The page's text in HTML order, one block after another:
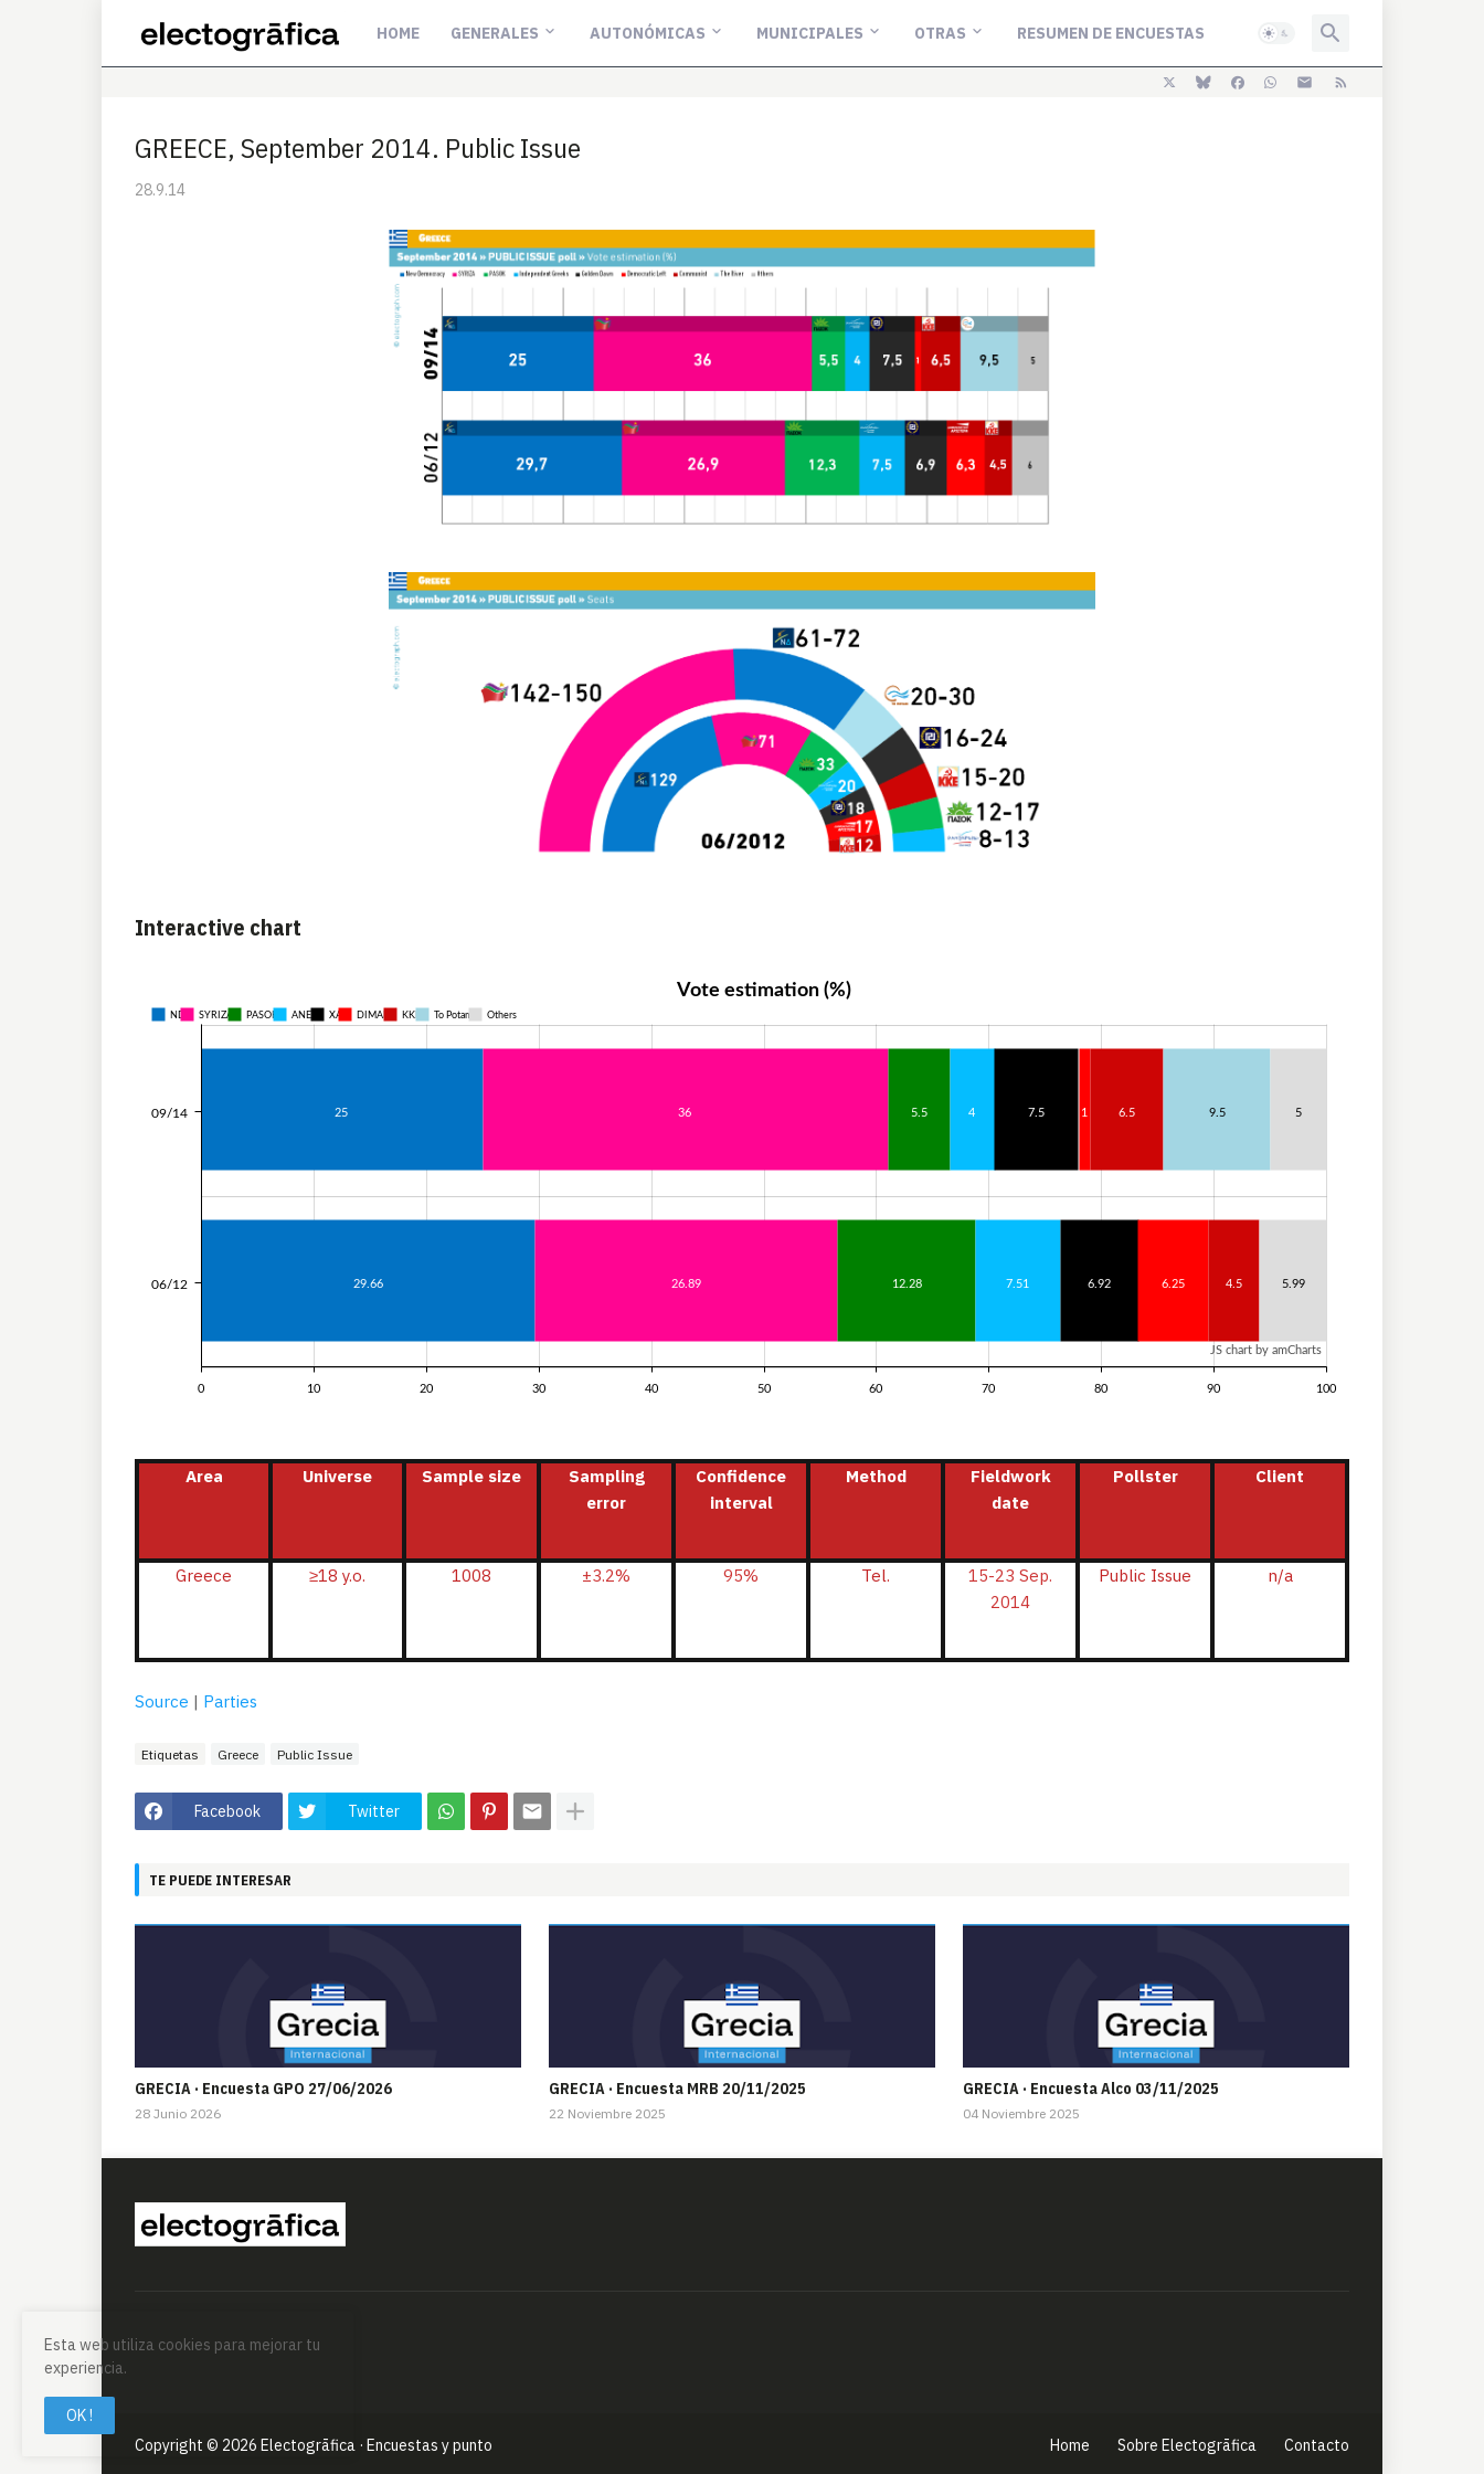
HOME GENERALES AUTONÓMICAS MUNICIPALES OTRAS RESUMEN DE ENCUESTAS
GREECE, September 2014. Public Issue
28.9.14
Interactive chart
25
29.66
36
26.89
5.5
12.28
4
7.51
7.5
6.92
1
6.25
6.5
4.5
9.5 5
5.99
Vote estimation (%)
09/14
06/12
0 10 20 30 40 50 60 70 80 90 100
JS chart by amCharts
ND SYRIZA PASOK ANEL XA DIMAR KKE To Potami Others
Area Universe Sample size
Sampling
error
Confidence
interval
Method
Fieldwork
date
Pollster Client
Greece ≥18 y.o. 1008 ±3.2% 95% Tel.
15-23 Sep.
2014
Public Issue n/a
Source | Parties
Etiquetas Greece Public Issue
Facebook Twitter
TE PUEDE INTERESAR
GRECIA · Encuesta GPO 27/06/2026
28 Junio 2026
GRECIA · Encuesta MRB 20/11/2025
22 Noviembre 2025
GRECIA · Encuesta Alco 03/11/2025
04 Noviembre 2025
Copyright © 2026 Electogrāfica · Encuestas y punto Home Sobre Electogrāfica Contacto
Esta web utiliza cookies para mejorar tu
experiencia.
OK !